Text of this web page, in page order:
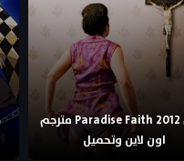
فيلم Paradise Faith 2012 مترجم
اون لاين وتحميل